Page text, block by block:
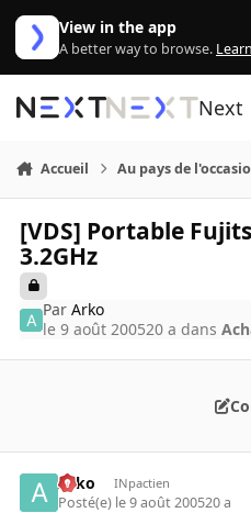
Aller au contenu
View in the app
A better way to browse.
Next
Accueil Au pays de
[VDS] Portable
3.2GHz
ParArko
le 9 août 200520 a dans
Arko INpactien
Posté(e) le 9 août 200520 a